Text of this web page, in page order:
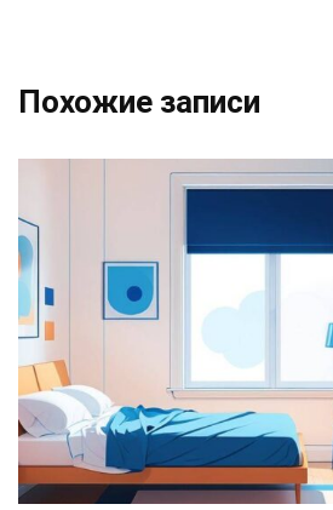
Похожие записи